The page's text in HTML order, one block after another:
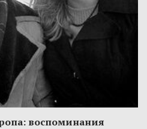
воспоминания